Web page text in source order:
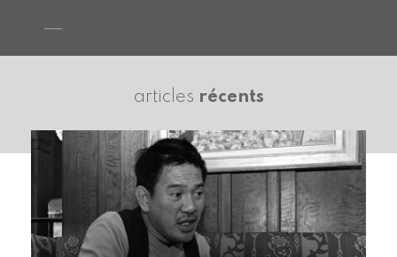
articles récents